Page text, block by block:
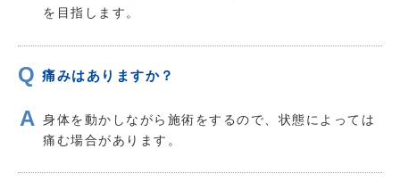
を目指します。
痛みはありますか？
身体を動かしながら施術をするので、状態によっては
痛む場合があります。